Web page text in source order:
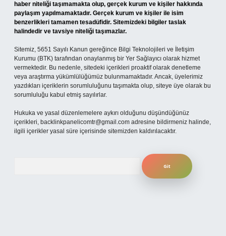
haber niteliği taşımamakta olup, gerçek kurum ve kişiler hakkında
paylaşım yapılmamaktadır. Gerçek kurum ve kişiler ile isim
benzerlikleri tamamen tesadüfidir. Sitemizdeki bilgiler taslak
halindedir ve tavsiye niteliği taşımazlar.
Sitemiz, 5651 Sayılı Kanun gereğince Bilgi Teknolojileri ve İletişim
Kurumu (BTK) tarafından onaylanmış bir Yer Sağlayıcı olarak hizmet
vermektedir. Bu nedenle, sitedeki içerikleri proaktif olarak denetleme
veya araştırma yükümlülüğümüz bulunmamaktadır. Ancak, üyelerimiz
yazdıkları içeriklerin sorumluluğunu taşımakta olup, siteye üye olarak bu
sorumluluğu kabul etmiş sayılırlar.
Hukuka ve yasal düzenlemelere aykırı olduğunu düşündüğünüz
içerikleri, backlinkpanelicomtr@gmail.com adresine bildirmeniz halinde,
ilgili içerikler yasal süre içerisinde sitemizden kaldırılacaktır.